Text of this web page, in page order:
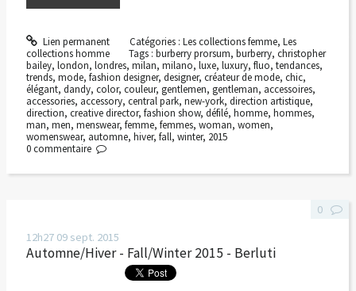
Lien permanent Catégories : Les collections femme, Les
collections homme
Tags :burberry prorsum,burberry,christopher
bailey, london, londres, milan, milano, luxe, luxury, fluo, tendances,
trends, mode, fashion designer, designer, créateur de mode, chic,
élégant, dandy, color, couleur, gentlemen, gentleman, accessoires,
accessories, accessory, central park, new-york, direction artistique,
direction, creative director, fashion show, défilé, homme, hommes,
man, men, menswear, femme, femmes, woman, women,
womenswear, automne, hiver, fall, winter, 2015
0 commentaire
12h27 09 sept. 2015
Automne/Hiver - Fall/Winter 2015 - Berluti
0